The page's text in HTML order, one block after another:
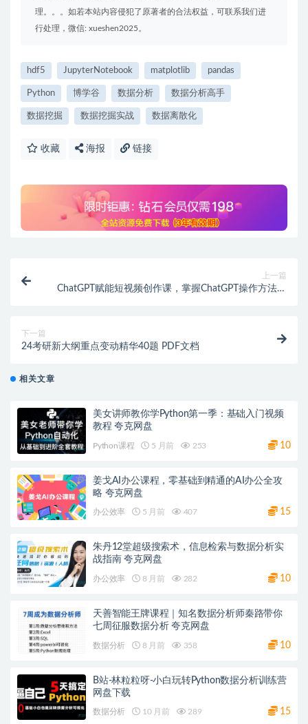
理。。。如若本站内容侵犯了原著者的合法权益，可联系我们进
行处理，微信: xueshen2025。
hdf5 JupyterNotebook matplotlib pandas
Python 博学谷 数据分析 数据分析高手
数据挖掘 数据挖掘实战 数据离散化
收藏 海报 链接
上一篇
ChatGPT赋能短视频创作课，​掌握ChatGPT操作方法，
下一篇
24考研新大纲重点变动精华40题 PDF文档
相关文章
美女讲师教你学Python第一季：基础入门视频
教程 夸克网盘
Python课程 5 月前 253 10
姜戈AI办公课程，零基础到精通的AI办公全攻
略 夸克网盘
办公效率 5 月前 407 15
朱丹12堂超级搜索术，信息检索与数据分析实
战指南 夸克网盘
办公效率 8 月前 282 10
天善智能王牌课程｜知名数据分析师秦路带你
七周征服数据分析 夸克网盘
数据分析 8 月前 358 10
B站-林粒粒呀-小白玩转Python数据分析训练营
网盘下载
数据分析 10 月前 289 15